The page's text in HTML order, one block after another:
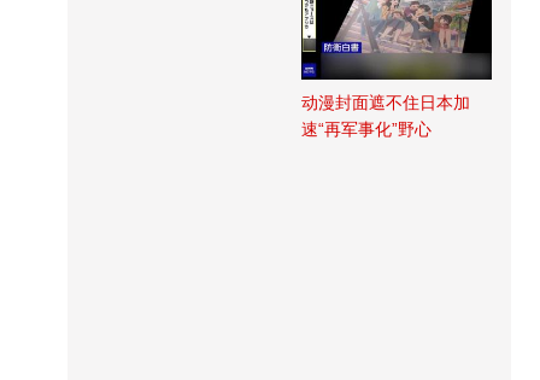
动漫封面遮不住日本加
速“再军事化”野心